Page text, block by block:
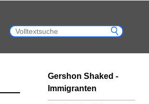
Gershon Shaked -
Immigranten